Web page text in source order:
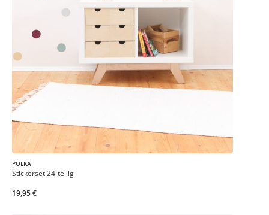
POLKA
Stickerset 24-teilig
19,95 €